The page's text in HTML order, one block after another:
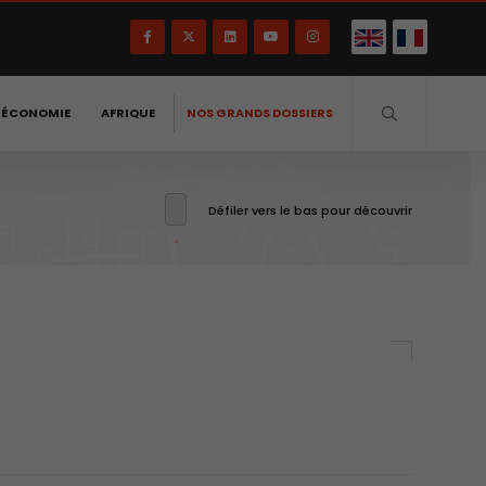
AFRIQUE NOS GRANDS DOSSIERS
Défiler vers le bas pour découvrir